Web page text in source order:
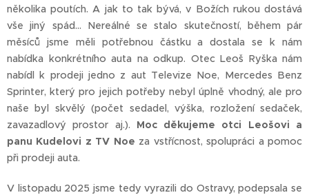
několika poutích. A jak to tak bývá, v Božích rukou dostává
vše jiný spád... Nereálné se stalo skutečností, během pár
měsíců jsme měli potřebnou částku a dostala se k nám
nabídka konkrétního auta na odkup. Otec Leoš Ryška nám
nabídl k prodeji jedno z aut Televize Noe, Mercedes Benz
Sprinter, který pro jejich potřeby nebyl úplně vhodný, ale pro
naše byl skvělý (počet sedadel, výška, rozložení sedaček,
zavazadlový prostor aj.). Moc děkujeme otci Leošovi a
panu Kudelovi z TV Noe za vstřícnost, spolupráci a pomoc
při prodeji auta.
V listopadu 2025 jsme tedy vyrazili do Ostravy, podepsala se